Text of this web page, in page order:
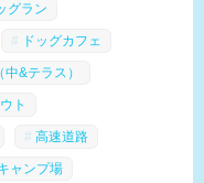
グラン
ドッグカフェ
&テラス）
ト
高速道路
ャンプ場